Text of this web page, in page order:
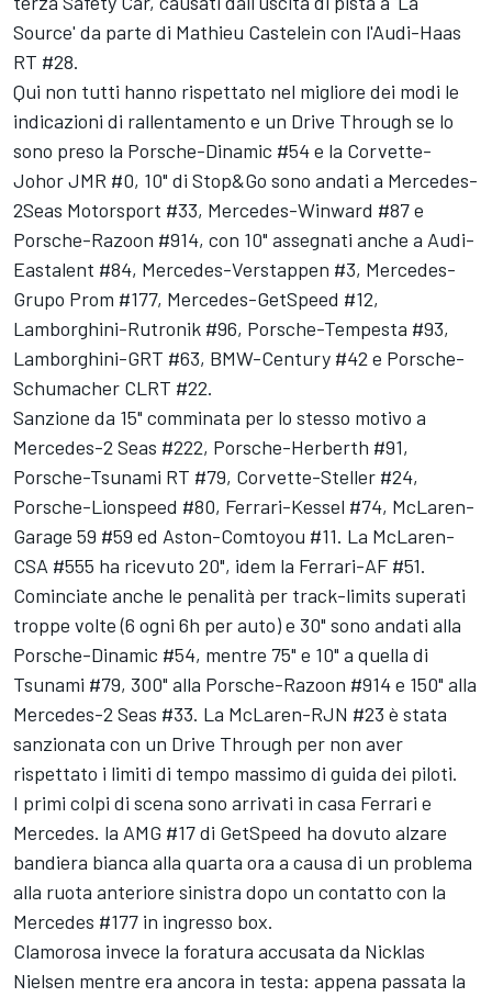
Source' da parte di Mathieu Castelein con l'Audi-Haas
RT #28.
Qui non tutti hanno rispettato nel migliore dei modi le
indicazioni di rallentamento e un Drive Through se lo
sono preso la Porsche-Dinamic #54 e la Corvette-
Johor JMR #0, 10" di Stop&Go sono andati a Mercedes-
2Seas Motorsport #33, Mercedes-Winward #87 e
Porsche-Razoon #914, con 10" assegnati anche a Audi-
Eastalent #84, Mercedes-Verstappen #3, Mercedes-
Grupo Prom #177, Mercedes-GetSpeed #12,
Lamborghini-Rutronik #96, Porsche-Tempesta #93,
Lamborghini-GRT #63, BMW-Century #42 e Porsche-
Schumacher CLRT #22.
Sanzione da 15" comminata per lo stesso motivo a
Mercedes-2 Seas #222, Porsche-Herberth #91,
Porsche-Tsunami RT #79, Corvette-Steller #24,
Porsche-Lionspeed #80, Ferrari-Kessel #74, McLaren-
Garage 59 #59 ed Aston-Comtoyou #11. La McLaren-
CSA #555 ha ricevuto 20", idem la Ferrari-AF #51.
Cominciate anche le penalità per track-limits superati
troppe volte (6 ogni 6h per auto) e 30" sono andati alla
Porsche-Dinamic #54, mentre 75" e 10" a quella di
Tsunami #79, 300" alla Porsche-Razoon #914 e 150" alla
Mercedes-2 Seas #33. La McLaren-RJN #23 è stata
sanzionata con un Drive Through per non aver
rispettato i limiti di tempo massimo di guida dei piloti.
I primi colpi di scena sono arrivati in casa Ferrari e
Mercedes. la AMG #17 di GetSpeed ha dovuto alzare
bandiera bianca alla quarta ora a causa di un problema
alla ruota anteriore sinistra dopo un contatto con la
Mercedes #177 in ingresso box.
Clamorosa invece la foratura accusata da Nicklas
Nielsen mentre era ancora in testa: appena passata la